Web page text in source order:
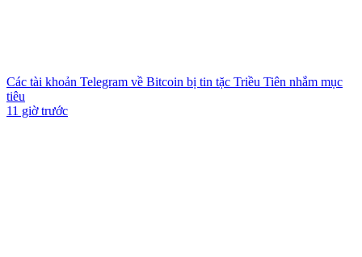
Các tài khoản Telegram về Bitcoin bị tin tặc Triều Tiên nhắm mục
tiêu
11 giờ trước